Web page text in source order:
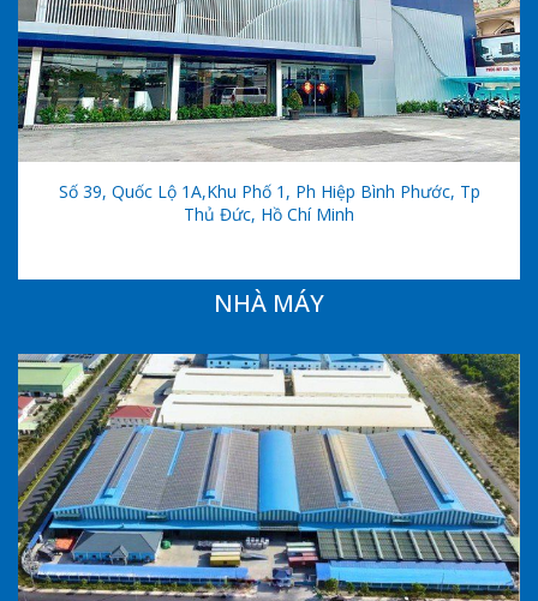
Số 39, Quốc Lộ 1A,khu Phố 1, Ph Hiệp Bình Phước, Tp
Thủ Đức, Hồ Chí Minh
NHÀ MÁY